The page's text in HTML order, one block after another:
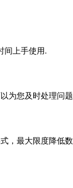
间上手使用.
为您及时处理问
，最大限度降低